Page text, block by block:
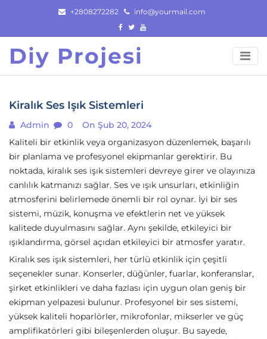
content
+2808272282 info@yourmail.com
Diy Projesi
Kiralık Ses Işık Sistemleri
Admin 0
On Şub 20, 2024
Kaliteli bir etkinlik veya organizasyon düzenlemek, başarılı
bir planlama ve profesyonel ekipmanlar gerektirir. Bu
noktada, kiralık ses işık sistemleri devreye girer ve olayınıza
canlılık katmanızı sağlar. Ses ve ışık unsurları, etkinliğin
atmosferini belirlemede önemli bir rol oynar. İyi bir ses
sistemi, müzik, konuşma ve efektlerin net ve yüksek
kalitede duyulmasını sağlar. Aynı şekilde, etkileyici bir
ışıklandırma, görsel açıdan etkileyici bir atmosfer yaratır.
Kiralık ses işık sistemleri, her türlü etkinlik için çeşitli
seçenekler sunar. Konserler, düğünler, fuarlar, konferanslar,
şirket etkinlikleri ve daha fazlası için uygun olan geniş bir
ekipman yelpazesi bulunur. Profesyonel bir ses sistemi,
yüksek kaliteli hoparlörler, mikrofonlar, mikserler ve güç
amplifikatörleri gibi bileşenlerden oluşur. Bu sayede,